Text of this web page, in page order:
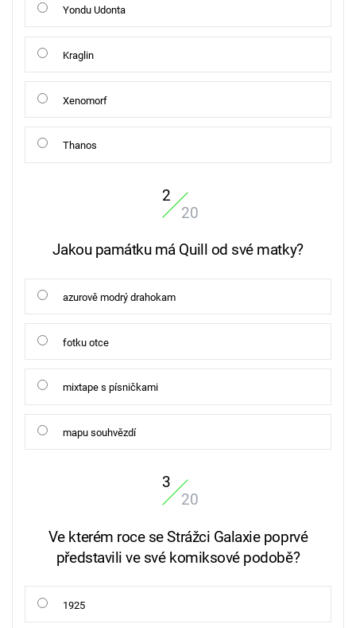
Yondu Udonta
Kraglin
Xenomorf
Thanos
2
20
Jakou památku má Quill od své matky?
azurově modrý drahokam
fotku otce
mixtape s písničkami
mapu souhvězdí
3
20
Ve kterém roce se Strážci Galaxie poprvé
představili ve své komiksové podobě?
1925